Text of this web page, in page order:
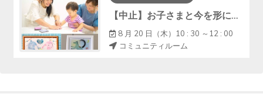
【中止】お子さまと今を形に『手形アート・ﾌｧｰｽﾄｶｯﾄｱｰﾄ』
8 月 20 日（木）10 : 30 ～12 : 00
コミュニティルーム